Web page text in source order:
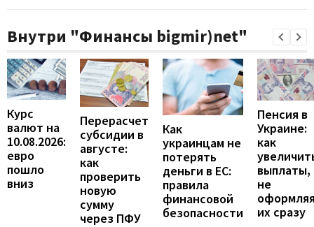
Внутри "Финансы bigmir)net"
Курс
валют на
10.08.2026:
евро
пошло
вниз
Перерасчет
субсидии в
августе:
как
проверить
новую
сумму
через ПФУ
Как
украинцам не
потерять
деньги в ЕС:
правила
финансовой
безопасности
Пенсия в
Украине:
как
выплаты,
не
их сразу